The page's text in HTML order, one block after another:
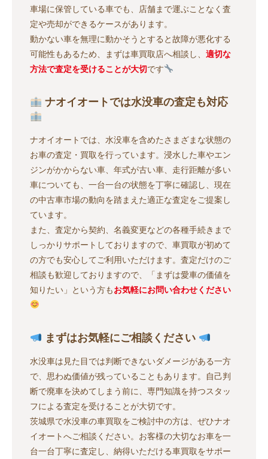
車場に保管している車でも、店舗まで運ぶことなく査
定や売却ができるケースがあります。
動かない車を無理に動かそうとすると故障が悪化する
可能性もあるため、まずは車買取店へ相談し、 適切な
方法で査定を受けることが大切です
ナオイオートでは水没車の査定も対応
ナオイオートでは、水没車を含めたさまざまな状態の
お車の査定・買取を行っています。浸水した車やエン
ジンがかからない車、年式が古い車、走行距離が多い
車についても、一台一台の状態を丁寧に確認し、現在
の中古車市場の動向を踏まえた適正な査定をご提案し
ています。
また、査定から契約、名義変更などの各種手続きまで
しっかりサポートしておりますので、車買取が初めて
の方でも安心してご利用いただけます。査定だけのご
相談も歓迎しておりますので、「まずは愛車の価値を
知りたい」という方もお気軽にお問い合わせください
まずはお気軽にご相談ください
水没車は見た目では判断できないダメージがある一方
で、思わぬ価値が残っていることもあります。自己判
断で廃車を決めてしまう前に、専門知識を持つスタッ
フによる査定を受けることが大切です。
茨城県で水没車の車買取をご検討中の方は、ぜひナオ
イオートへご相談ください。お客様の大切なお車を一
台一台丁寧に査定し、納得いただける車買取をサポー